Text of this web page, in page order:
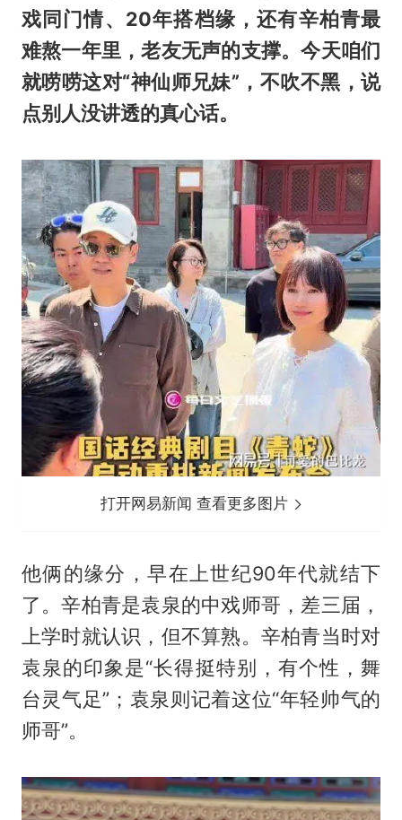
戏同门情、20年搭档缘，还有辛柏青最
难熬一年里，老友无声的支撑。今天咱们
就唠唠这对“神仙师兄妹”，不吹不黑，说
点别人没讲透的真心话。
打开网易新闻 查看更多图片
他俩的缘分，早在上世纪90年代就结下
了。辛柏青是袁泉的中戏师哥，差三届，
上学时就认识，但不算熟。辛柏青当时对
袁泉的印象是“长得挺特别，有个性，舞
台灵气足”；袁泉则记着这位“年轻帅气的
师哥”。